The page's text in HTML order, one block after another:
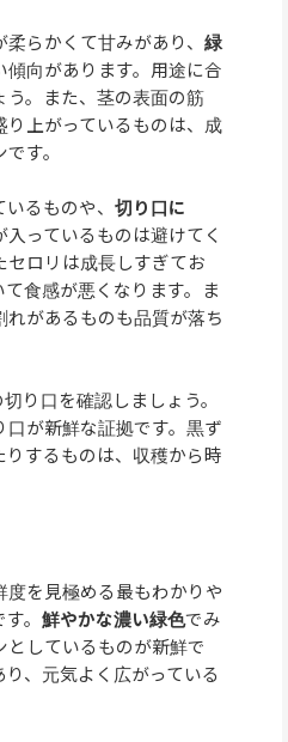
柔らかくて甘みがあり、 緑
傾向があります。用途に合
。また、茎の表面の筋
り上がっているものは、成
す。
るものや、 切り口に
入っているものは避けてく
ロリは成長しすぎてお
食感が悪くなります。ま
があるものも品質が落ち
り口を確認しましょう。
が新鮮な証拠です。黒ず
するものは、収穫から時
を見極める最もわかりや
。 鮮やかな濃い緑色でみ
しているものが新鮮で
、元気よく広がっている